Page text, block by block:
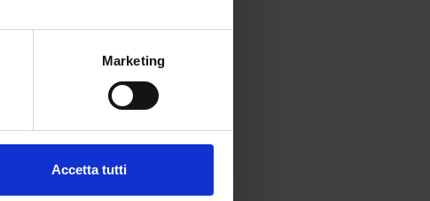
qualche metro,Marketing
Accetta tutti